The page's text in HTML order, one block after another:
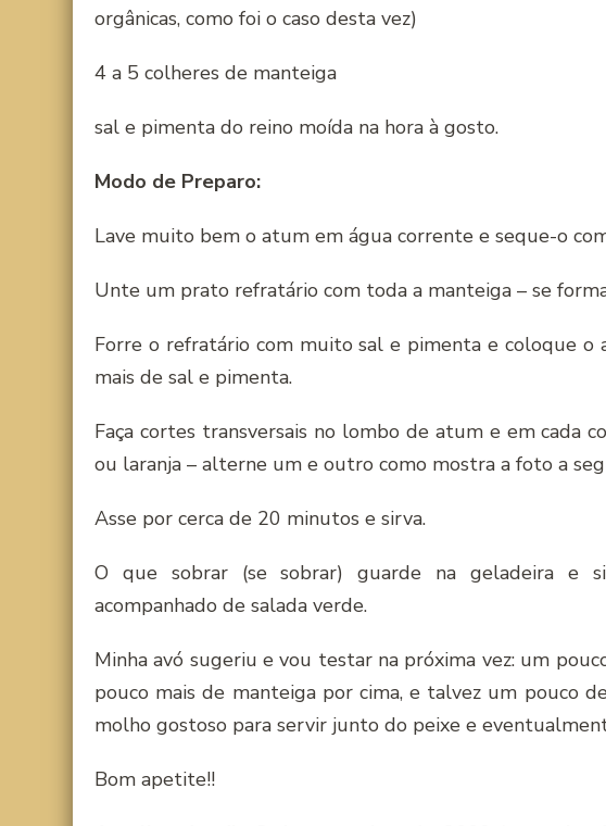
orgânicas, como foi o caso desta vez)
4 a 5 colheres de manteiga
sal e pimenta do reino moída na hora à gosto.
Modo de Preparo:
Lave muito bem o atum em água corrente e seque-o
Unte um prato refratário com toda a manteiga – se
Forre o refratário com muito sal e pimenta e coloque o
mais de sal e pimenta.
Faça cortes transversais no lombo de atum e em cada
ou laranja – alterne um e outro como mostra a foto a
Asse por cerca de 20 minutos e sirva.
O que sobrar (se sobrar) guarde na geladeira e
acompanhado de salada verde.
Minha avó sugeriu e vou testar na próxima vez: um
pouco mais de manteiga por cima, e talvez um pouco
molho gostoso para servir junto do peixe e
Bom apetite!!